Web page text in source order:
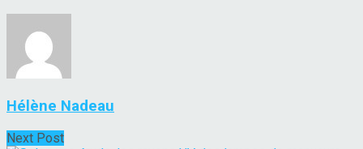
Hélène Nadeau
Next Post